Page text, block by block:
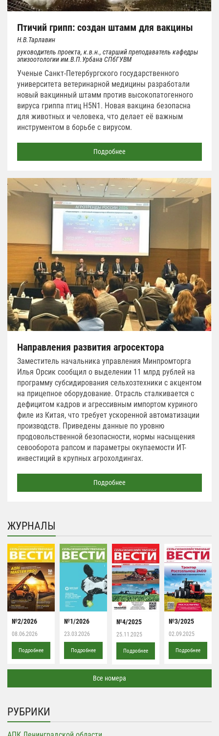
Птичий грипп: создан штамм для вакцины
Н.В.Тарлавин
руководитель проекта, к.в.н., старший преподаватель кафедры
эпизоотологии им.В.П.Урбана СПбГУВМ
Ученые Санкт-Петербургского государственного
университета ветеринарной медицины разработали
новый вакцинный штамм против высокопатогенного
вируса гриппа птиц H5N1. Новая вакцина безопасна
для животных и человека, что делает её важным
инструментом в борьбе с вирусом.
Подробнее
Направления развития агросектора
Заместитель начальника управления Минпромторга
Илья Орсик сообщил о выделении 11 млрд рублей на
программу субсидирования сельхозтехники с акцентом
на прицепное оборудование. Отрасль сталкивается с
дефицитом кадров и агрессивным импортом куриного
филе из Китая, что требует ускоренной автоматизации
производств. Приведены данные по уровню
продовольственной безопасности, нормы насыщения
севооборота рапсом и параметры окупаемости ИТ-
инвестиций в крупных агрохолдингах.
Подробнее
ЖУРНАЛЫ
№2/2026
08.06.2026
Подробнее
№1/2026
23.03.2026
Подробнее
№4/2025
25.11.2025
Подробнее
№3/2025
02.09.2025
Подробнее
Все номера
РУБРИКИ